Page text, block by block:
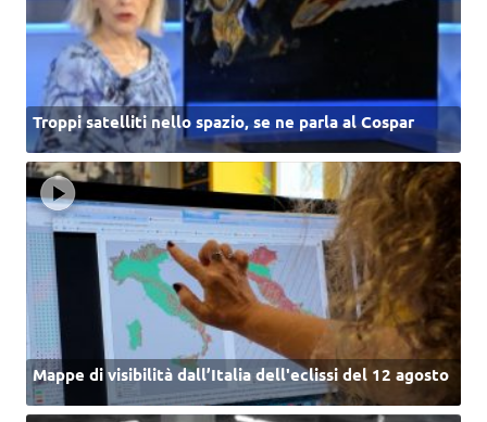
Troppi satelliti nello spazio, se ne parla al Cospar
Mappe di visibilità dall’Italia dell'eclissi del 12 agosto